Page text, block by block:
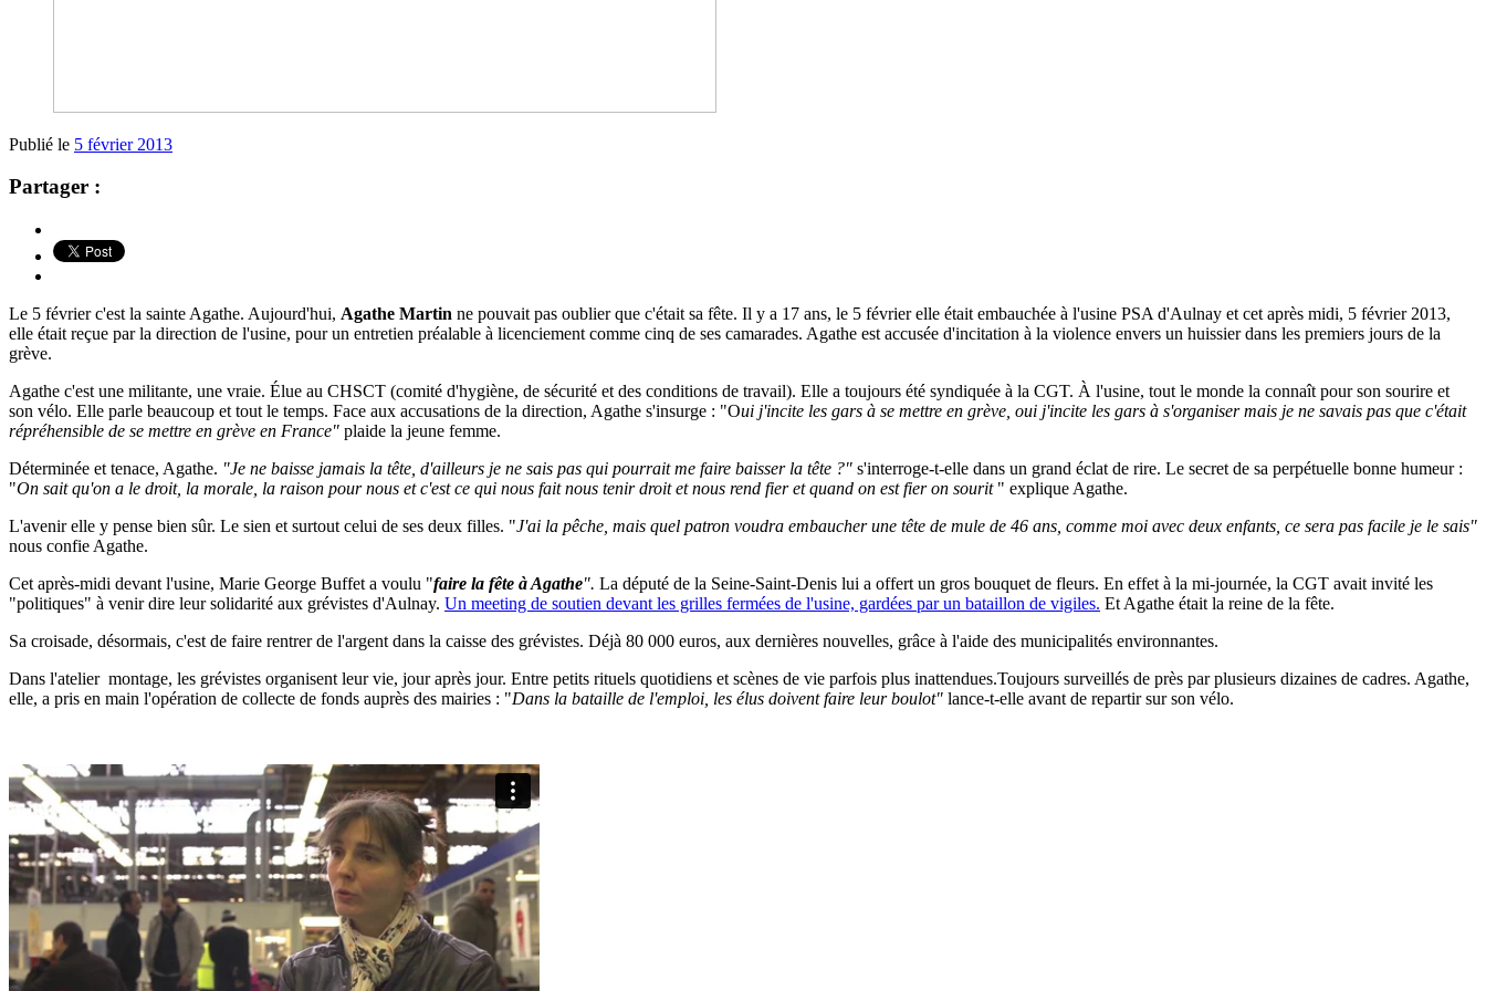
Publié le 5 février 2013
Partager :
Le 5 février c'est la sainte Agathe. Aujourd'hui, Agathe Martin ne pouvait pas oublier que c'était sa fête. Il y a 17 ans, le 5 février elle était embauchée à l'usine PSA d'Aulnay et cet après midi, 5 février 2013,
elle était reçue par la direction de l'usine, pour un entretien préalable à licenciement comme cinq de ses camarades. Agathe est accusée d'incitation à la violence envers un huissier dans les premiers jours de la
grève.
Agathe c'est une militante, une vraie. Élue au CHSCT (comité d'hygiène, de sécurité et des conditions de travail). Elle a toujours été syndiquée à la CGT. À l'usine, tout le monde la connaît pour son sourire et
son vélo. Elle parle beaucoup et tout le temps. Face aux accusations de la direction, Agathe s'insurge : "Oui j'incite les gars à se mettre en grève, oui j'incite les gars à s'organiser mais je ne savais pas que c'était
répréhensible de se mettre en grève en France" plaide la jeune femme.
Déterminée et tenace, Agathe. "Je ne baisse jamais la tête, d'ailleurs je ne sais pas qui pourrait me faire baisser la tête ?" s'interroge-t-elle dans un grand éclat de rire. Le secret de sa perpétuelle bonne humeur :
"On sait qu'on a le droit, la morale, la raison pour nous et c'est ce qui nous fait nous tenir droit et nous rend fier et quand on est fier on sourit " explique Agathe.
L'avenir elle y pense bien sûr. Le sien et surtout celui de ses deux filles. "J'ai la pêche, mais quel patron voudra embaucher une tête de mule de 46 ans, comme moi avec deux enfants , ce sera pas facile je le sais"
nous confie Agathe.
Cet après-midi devant l'usine, Marie George Buffet a voulu "faire la fête à Agathe". La député de la Seine-Saint-Denis lui a offert un gros bouquet de fleurs. En effet à la mi-journée, la CGT avait invité les
"politiques" à venir dire leur solidarité aux grévistes d'Aulnay. Un meeting de soutien devant les grilles fermées de l'usine, gardées par un bataillon de vigiles. Et Agathe était la reine de la fête.
Sa croisade, désormais, c'est de faire rentrer de l'argent dans la caisse des grévistes. Déjà 80 000 euros, aux dernières nouvelles, grâce à l'aide des municipalités environnantes.
Dans l'atelier montage, les grévistes organisent leur vie, jour après jour. Entre petits rituels quotidiens et scènes de vie parfois plus inattendues.Toujours surveillés de près par plusieurs dizaines de cadres. Agathe,
elle, a pris en main l'opération de collecte de fonds auprès des mairies : "Dans la bataille de l'emploi, les élus doivent faire leur boulot" lance-t-elle avant de repartir sur son vélo.